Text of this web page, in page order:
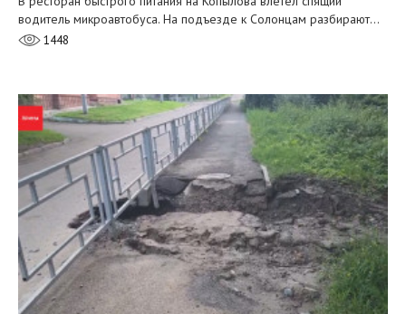
водитель микроавтобуса. На подъезде к Солонцам разбирают…
1448